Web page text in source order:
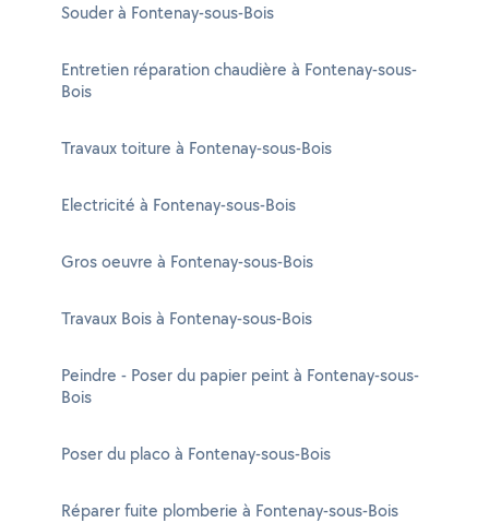
Souder à Fontenay-sous-Bois
Entretien réparation chaudière à Fontenay-sous-
Bois
Travaux toiture à Fontenay-sous-Bois
Electricité à Fontenay-sous-Bois
Gros oeuvre à Fontenay-sous-Bois
Travaux Bois à Fontenay-sous-Bois
Peindre - Poser du papier peint à Fontenay-sous-
Bois
Poser du placo à Fontenay-sous-Bois
Réparer fuite plomberie à Fontenay-sous-Bois